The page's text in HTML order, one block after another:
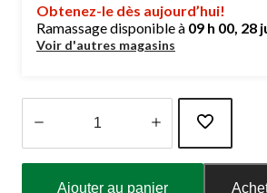
Obtenez-le dès aujourd’hui!
Ramassage disponible à 09 h 00, 28
Voir d'autres magasins
Ajouter au panier